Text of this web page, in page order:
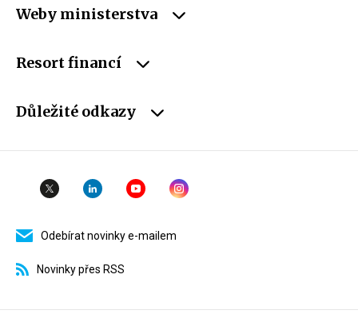
Weby ministerstva
Resort financí
Důležité odkazy
Odebírat novinky e-mailem
Novinky přes RSS